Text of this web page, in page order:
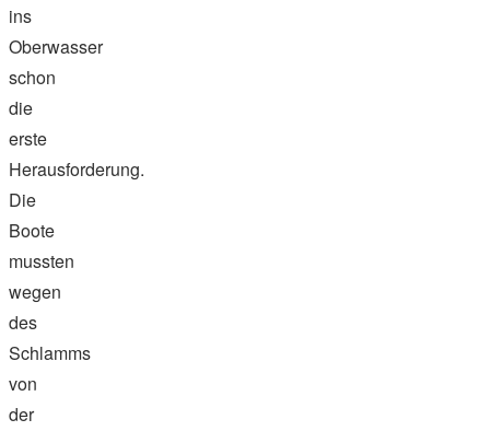
ins
Oberwasser
schon
die
erste
Herausforderung.
Die
Boote
mussten
wegen
des
Schlamms
von
der